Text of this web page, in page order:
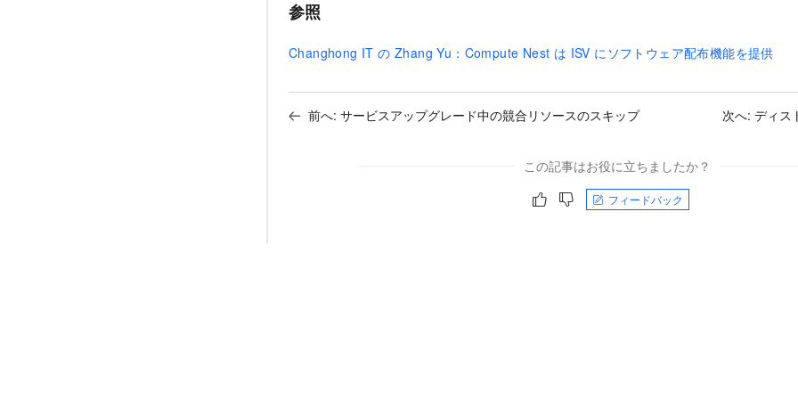
参照
Changhong IT の Zhang Yu：Compute Nest は ISV にソフトウェア配布機能を提供
前へ: サービスアップグレード中の競合リソースのスキップ 次へ: ディス
この記事はお役に立ちましたか？
フィードバック